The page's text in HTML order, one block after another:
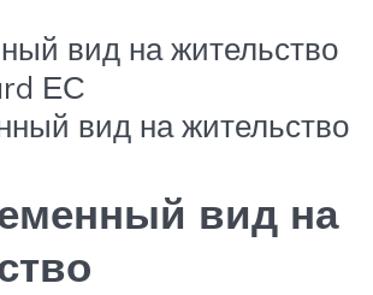
вид на жительство
ЕС
вид на жительство
вид на